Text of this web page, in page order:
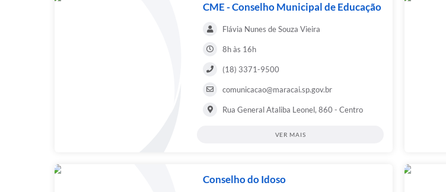
CME - Conselho Municipal de Educação
Flávia Nunes de Souza Vieira
8h às 16h
(18) 3371-9500
comunicacao@maracai.sp.gov.br
Rua General Ataliba Leonel, 860 - Centro
VER MAIS
Conselho do Idoso